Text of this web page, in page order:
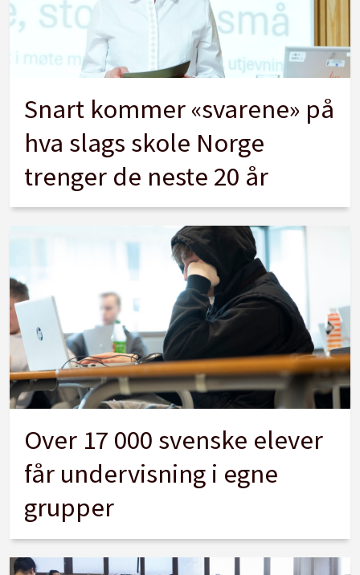
Snart kommer «svarene» på
hva slags skole Norge
trenger de neste 20 år
Over 17 000 svenske elever
får undervisning i egne
grupper